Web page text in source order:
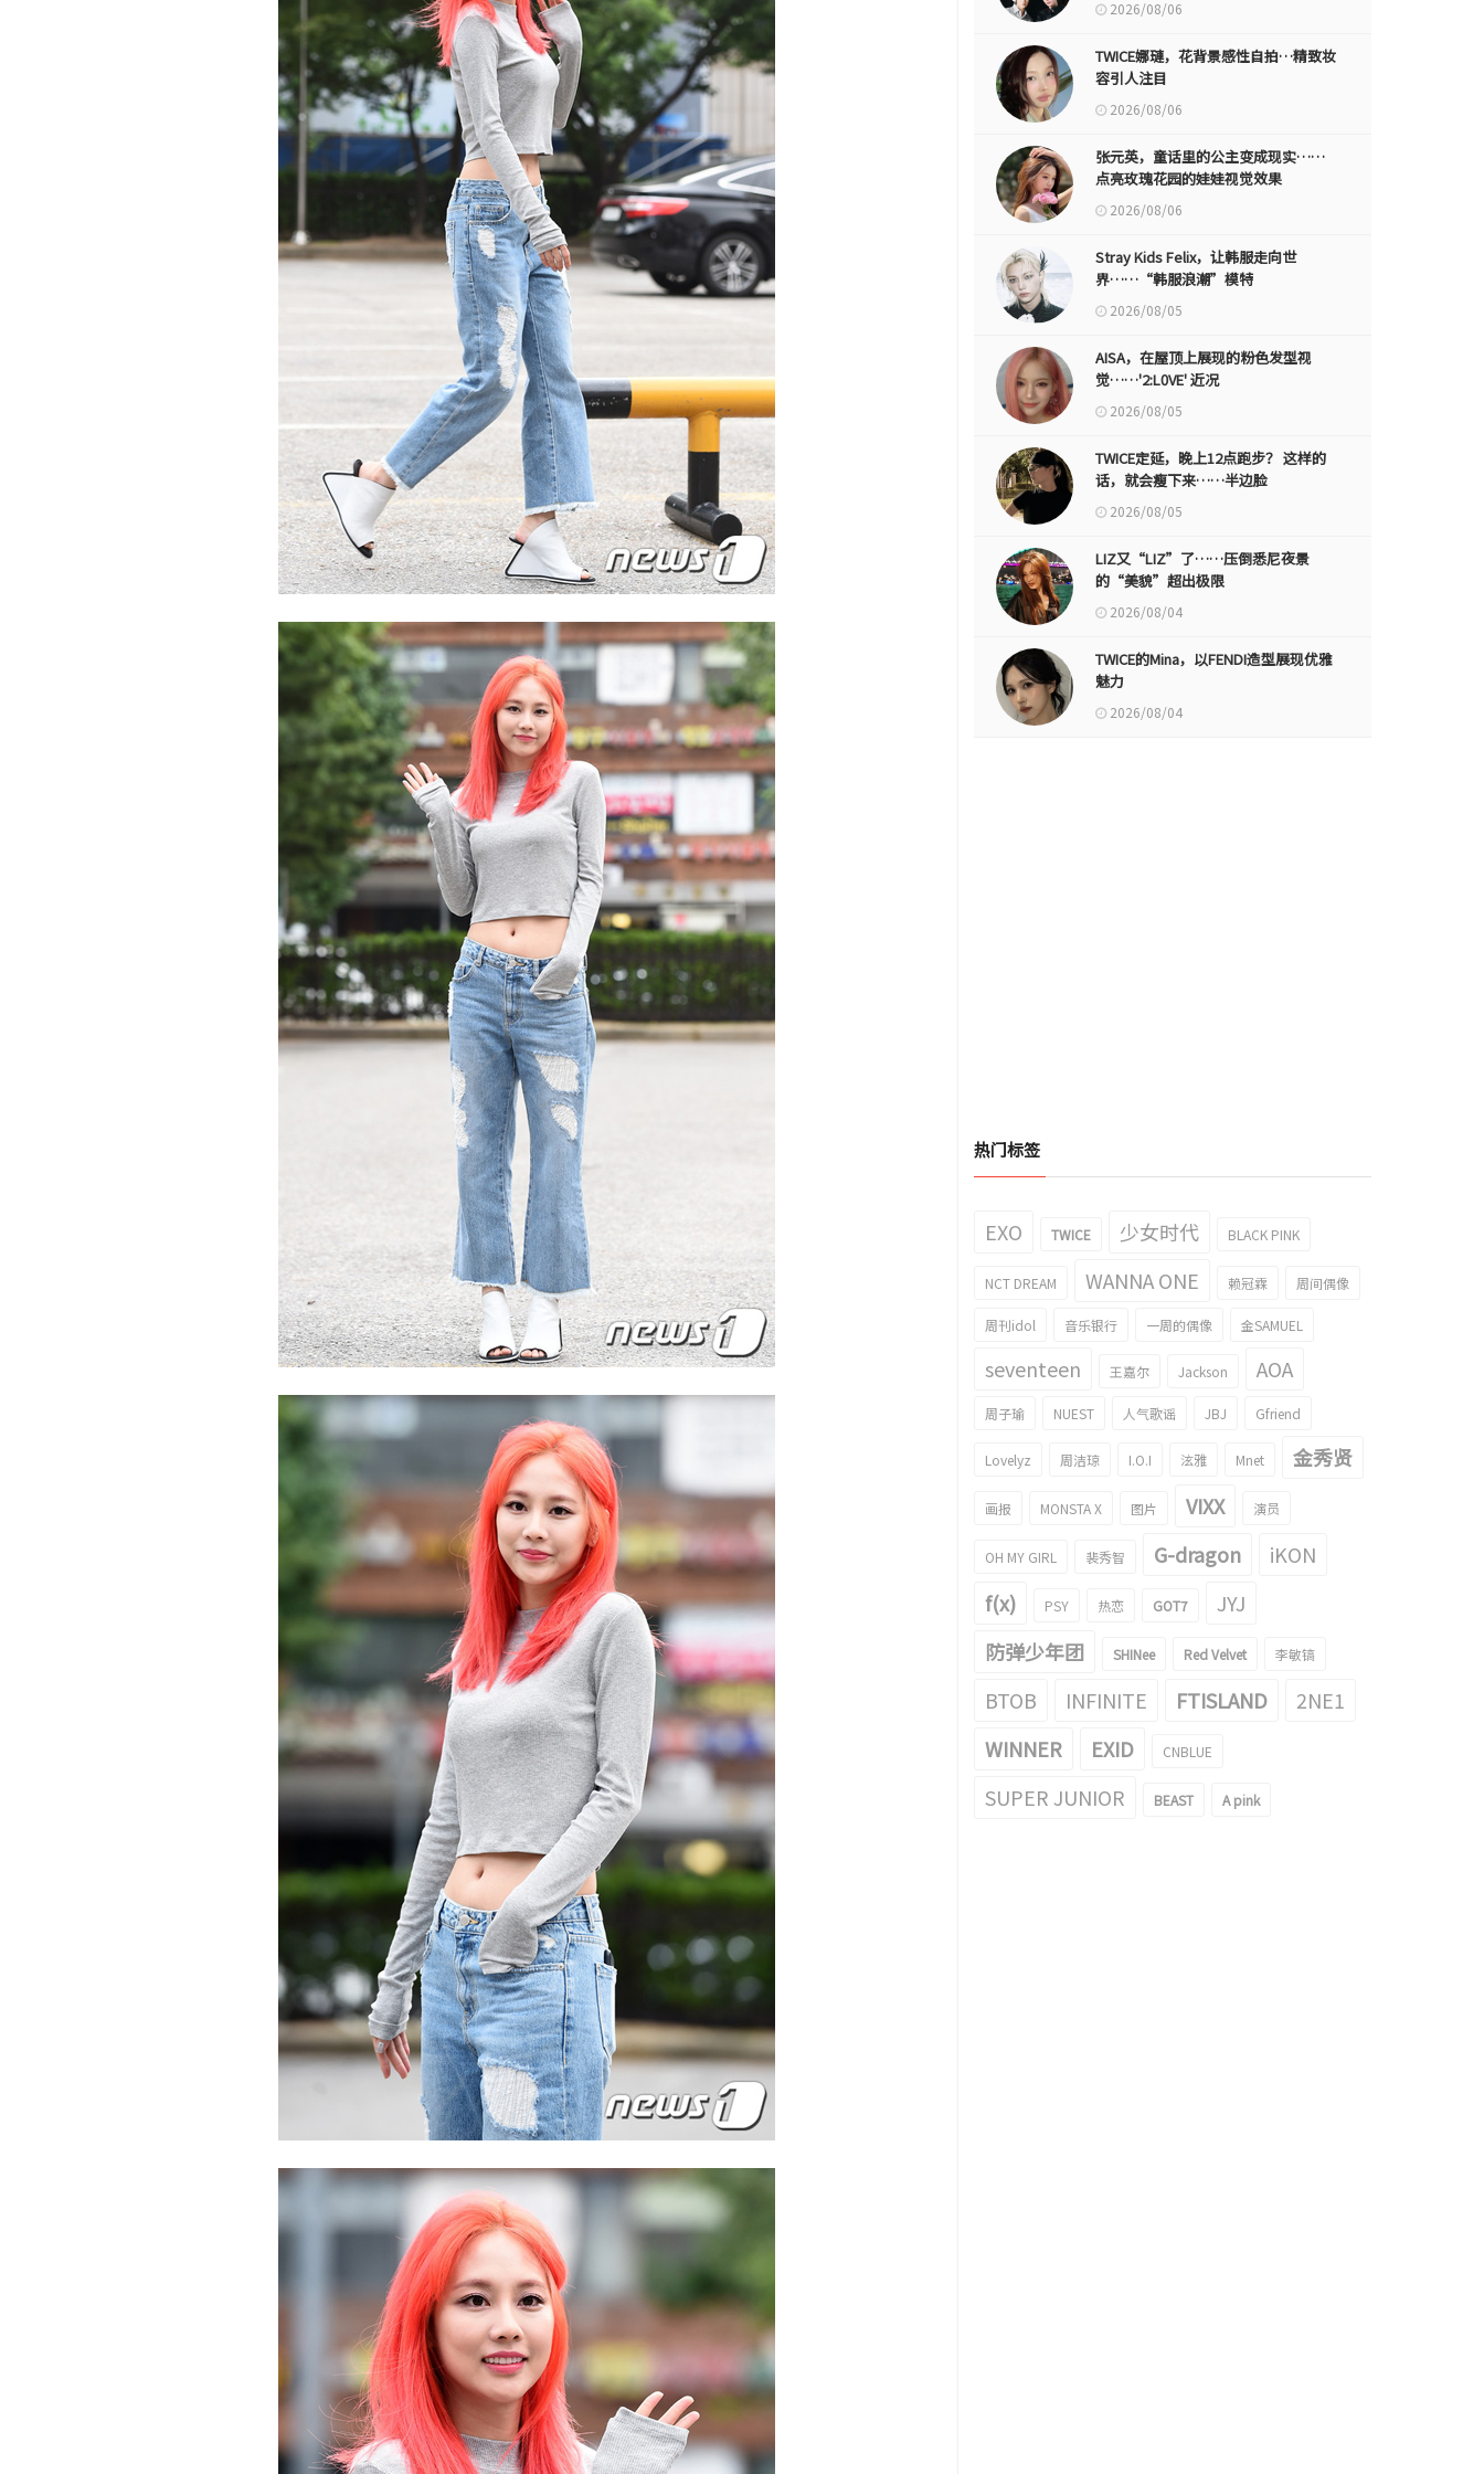
2026/08/06
TWICE娜璉，花背景感性自拍…精致妆
容引人注目
2026/08/06
张元英，童话里的公主变成现实……
点亮玫瑰花园的娃娃视觉效果
2026/08/06
Stray Kids Felix，让韩服走向世
界……“韩服浪潮”模特
2026/08/05
AISA，在屋顶上展现的粉色发型视
觉……'2:L0VE' 近况
2026/08/05
TWICE定延，晚上12点跑步？ 这样的
话，就会瘦下来……半边脸
2026/08/05
LIZ又“LIZ”了……压倒悉尼夜景
的“美貌”超出极限
2026/08/04
TWICE的Mina，以FENDI造型展现优雅
魅力
2026/08/04
热门标签
EXO TWICE 少女时代 BLACK PINK
NCT DREAM WANNA ONE 赖冠霖 周间偶像
周刊idol 音乐银行 一周的偶像 金SAMUEL
seventeen 王嘉尔 Jackson AOA
周子瑜 NUEST 人气歌谣 JBJ Gfriend
Lovelyz 周洁琼 I.O.I 泫雅 Mnet 金秀贤
画报 MONSTA X 图片 VIXX 演员
OH MY GIRL 裴秀智 G-dragon
iKON
f(x)
PSY 热恋 GOT7
JYJ
防弹少年团
SHINee Red Velvet 李敏镐
BTOB INFINITE FTISLAND
2NE1
WINNER
EXID CNBLUE
SUPER JUNIOR BEAST A pink